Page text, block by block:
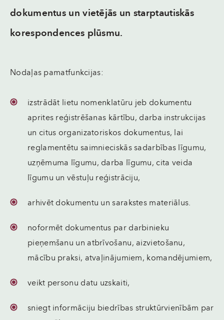
dokumentus un vietējās un starptautiskās
korespondences plūsmu.
Nodaļas pamatfunkcijas:
izstrādāt lietu nomenklatūru jeb dokumentu
aprites reģistrēšanas kārtību, darba instrukcijas
un citus organizatoriskos dokumentus, lai
reglamentētu saimnieciskās sadarbības līgumu,
uzņēmuma līgumu, darba līgumu, cita veida
līgumu un vēstuļu reģistrāciju,
arhivēt dokumentu un sarakstes materiālus.
noformēt dokumentus par darbinieku
pieņemšanu un atbrīvošanu, aizvietošanu,
mācību praksi, atvaļinājumiem, komandējumiem,
veikt personu datu uzskaiti,
sniegt informāciju biedrības struktūrvienībām par